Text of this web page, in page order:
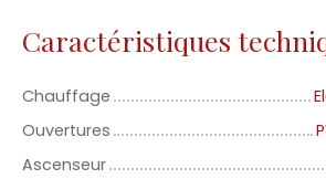
Caractéristiques
Chauffage
Ouvertures
Ascenseur